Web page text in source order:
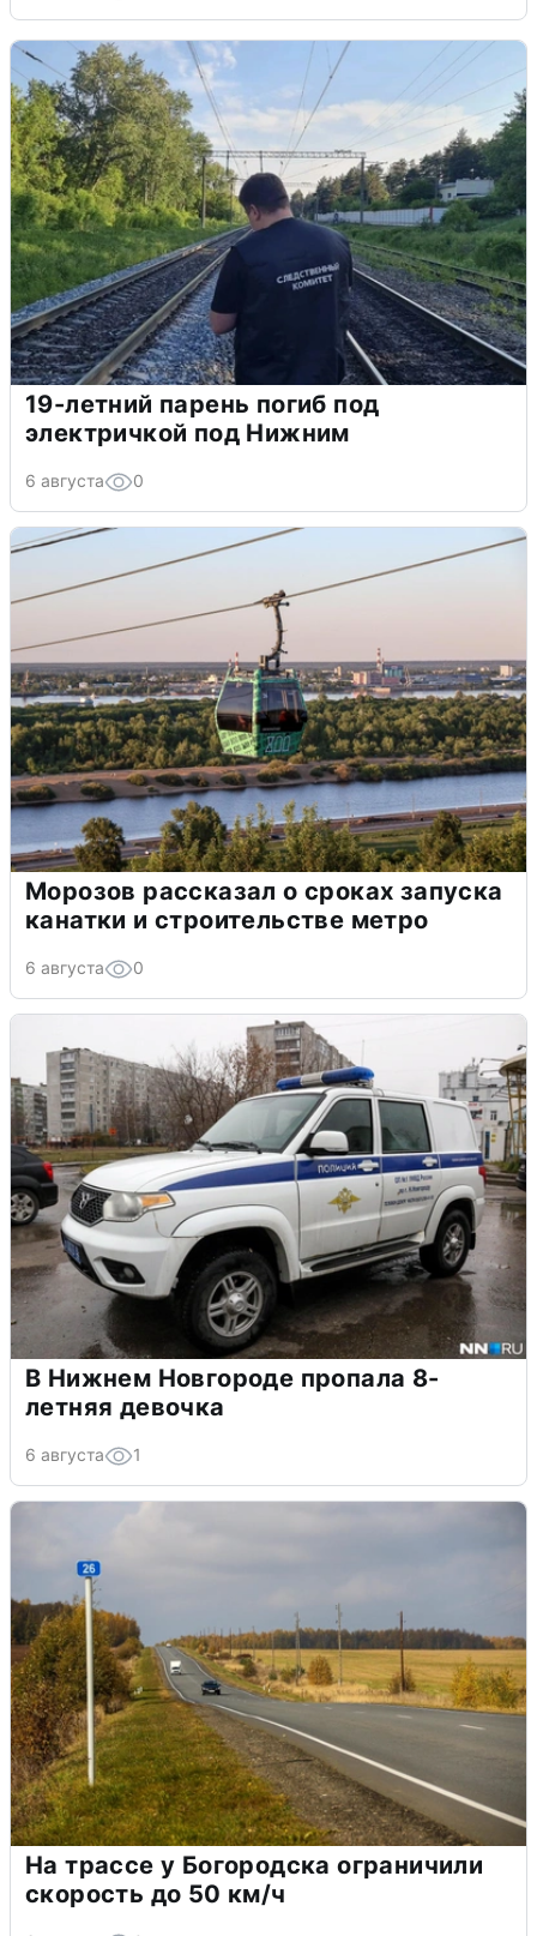
19-летний парень погиб под
электричкой под Нижним
6 августа 0
Морозов рассказал о сроках запуска
канатки и строительстве метро
6 августа 0
В Нижнем Новгороде пропала 8-
летняя девочка
6 августа 1
На трассе у Богородска ограничили
скорость до 50 км/ч